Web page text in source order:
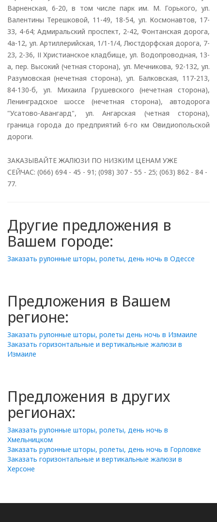
Варненская, 6-20, в том числе парк им. М. Горького, ул.
Валентины Терешковой, 11-49, 18-54, ул. Космонавтов, 17-
33, 4-64; Адмиральский проспект, 2-42, Фонтанская дорога,
4а-12, ул. Артиллерийская, 1/1-1/4, Люстдорфская дорога, 7-
23, 2-36, ІІ Христианское кладбище, ул. Водопроводная, 13-
а, пер. Высокий (четная сторона), ул. Мечникова, 92-132, ул.
Разумовская (нечетная сторона), ул. Балковская, 117-213,
84-130-б, ул. Михаила Грушевского (нечетная сторона),
Ленинградское шоссе (нечетная сторона), автодорога
"Усатово-Авангард", ул. Ангарская (четная сторона),
граница города до предприятий 6-го км Овидиопольской
дороги.
ЗАКАЗЫВАЙТЕ ЖАЛЮЗИ ПО НИЗКИМ ЦЕНАМ УЖЕ
СЕЙЧАС: (066) 694 - 45 - 91; (098) 307 - 55 - 25; (063) 862 - 84 -
77.
Другие предложения в
Вашем городе:
Заказать рулонные шторы, ролеты, день ночь в Одессе
Предложения в Вашем
регионе:
Заказать рулонные шторы, ролеты день ночь в Измаиле
Заказать горизонтальные и вертикальные жалюзи в
Измаиле
Предложения в других
регионах:
Заказать рулонные шторы, ролеты, день ночь в
Хмельницком
Заказать рулонные шторы, ролеты, день ночь в Горловке
Заказать горизонтальные и вертикальные жалюзи в
Херсоне